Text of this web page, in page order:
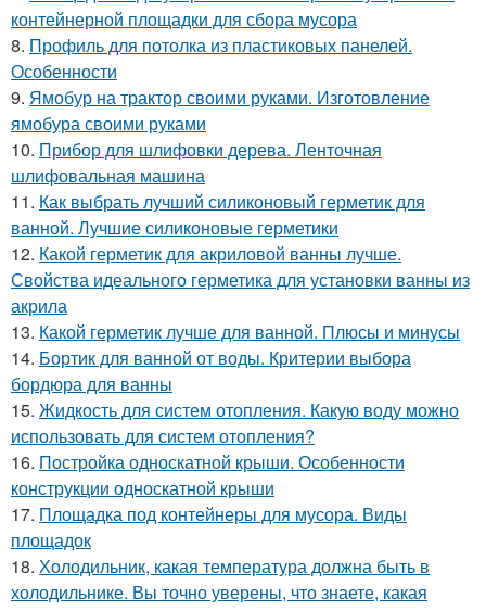
контейнерной площадки для сбора мусора
8. Профиль для потолка из пластиковых панелей.
Особенности
9. Ямобур на трактор своими руками. Изготовление
ямобура своими руками
10. Прибор для шлифовки дерева. Ленточная
шлифовальная машина
11. Как выбрать лучший силиконовый герметик для
ванной. Лучшие силиконовые герметики
12. Какой герметик для акриловой ванны лучше.
Свойства идеального герметика для установки ванны из
акрила
13. Какой герметик лучше для ванной. Плюсы и минусы
14. Бортик для ванной от воды. Критерии выбора
бордюра для ванны
15. Жидкость для систем отопления. Какую воду можно
использовать для систем отопления?
16. Постройка односкатной крыши. Особенности
конструкции односкатной крыши
17. Площадка под контейнеры для мусора. Виды
площадок
18. Холодильник, какая температура должна быть в
холодильнике. Вы точно уверены, что знаете, какая